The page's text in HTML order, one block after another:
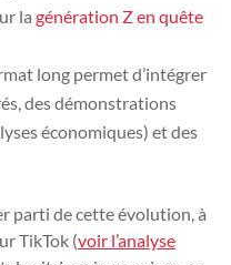
la génération Z en quête
long permet d’intégrer
des démonstrations
économiques) et des
parti de cette évolution, à
TikTok (voir l’analyse